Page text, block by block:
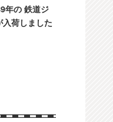
年の 鉄道ジ
入荷しました